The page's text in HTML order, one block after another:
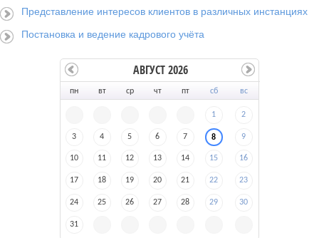
Представление интересов клиентов в различных инстанциях
Постановка и ведение кадрового учёта
пн вт ср чт пт сб вс
1 2
3 4 5 6 7 8 9
10 11 12 13 14 15 16
17 18 19 20 21 22 23
24 25 26 27 28 29 30
31
АВГУСТ 2026